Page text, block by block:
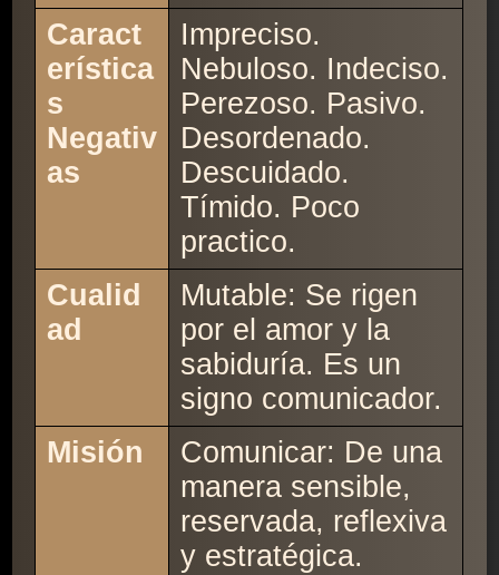
Caract
erística
s
Negativ
as
Impreciso.
Nebuloso. Indeciso.
Perezoso. Pasivo.
Desordenado.
Descuidado.
Tímido. Poco
practico.
Cualid
ad
Mutable: Se rigen
por el amor y la
sabiduría. Es un
signo comunicador.
Misión
Comunicar: De una
manera sensible,
reservada, reflexiva
y estratégica.